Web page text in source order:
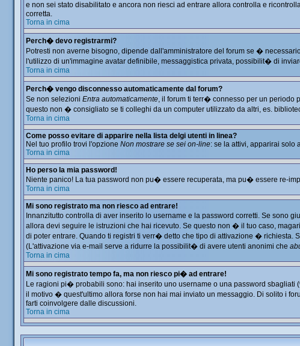
e non sei stato disabilitato e ancora non riesci ad entrare allora controlla e
corretta.
Torna in cima
Perch� devo registrarmi?
Potresti non averne bisogno, dipende dall'amministratore del forum se �
l'utilizzo di un'immagine avatar definibile, messaggistica privata, possibilit� di
Torna in cima
Perch� vengo disconnesso automaticamente dal forum?
Se non selezioni Entra automaticamente, il forum ti terr� connesso per un periodo
questo non � consigliato se ti colleghi da un computer utilizzato da altri, es.
Torna in cima
Come posso evitare di apparire nella lista delgi utenti in linea?
Nel tuo profilo trovi l'opzione Non mostrare se sei on-line: se la attivi, apparirai solo
Torna in cima
Ho perso la mia password!
Niente panico! La tua password non pu� essere recuperata, ma pu� essere re-
Torna in cima
Mi sono registrato ma non riesco ad entrare!
Innanzitutto controlla di aver inserito lo username e la password corretti. Se sono
allora devi seguire le istruzioni che hai ricevuto. Se questo non � il tuo caso,
di poter entrare. Quando ti registri ti verr� detto che tipo di attivazione � richiesta.
(L'attivazione via e-mail serve a ridurre la possibilit� di avere utenti anonimi che
Torna in cima
Mi sono registrato tempo fa, ma non riesco pi� ad entrare!
Le ragioni pi� probabili sono: hai inserito uno username o una password
il motivo � quest'ultimo allora forse non hai mai inviato un messaggio. Di solito i
farti coinvolgere dalle discussioni.
Torna in cima